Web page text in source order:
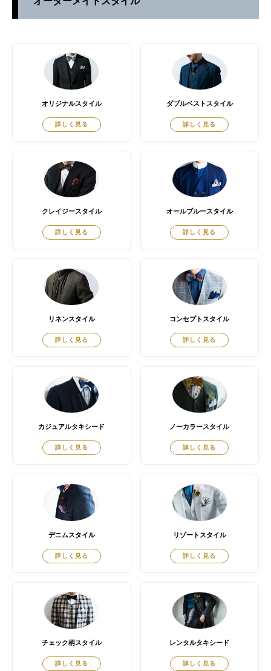
オリジナルスタイル
詳しく見る
ダブルベストスタイル
詳しく見る
クレイジースタイル
詳しく見る
オールブルースタイル
詳しく見る
リネンスタイル
詳しく見る
コンセプトスタイル
詳しく見る
カジュアルタキシード
詳しく見る
ノーカラースタイル
詳しく見る
デニムスタイル
詳しく見る
リゾートスタイル
詳しく見る
チェック柄スタイル
詳しく見る
レンタルタキシード
詳しく見る